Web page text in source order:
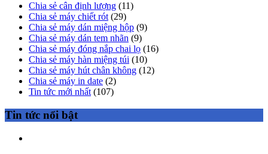
Chia sẻ cân định lượng (11)
Chia sẻ máy chiết rót (29)
Chia sẻ máy dán miệng hộp (9)
Chia sẻ máy dán tem nhãn (9)
Chia sẻ máy đóng nắp chai lọ (16)
Chia sẻ máy hàn miệng túi (10)
Chia sẻ máy hút chân không (12)
Chia sẻ máy in date (2)
Tin tức mới nhất (107)
Tin tức nổi bật